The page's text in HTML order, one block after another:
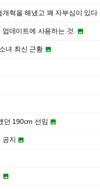
개혁을 해냈고 꽤 자부심이 있다
데이트에 사용하는 것. 
녀 최신 근황 
던 190cm 선임 
공지 
